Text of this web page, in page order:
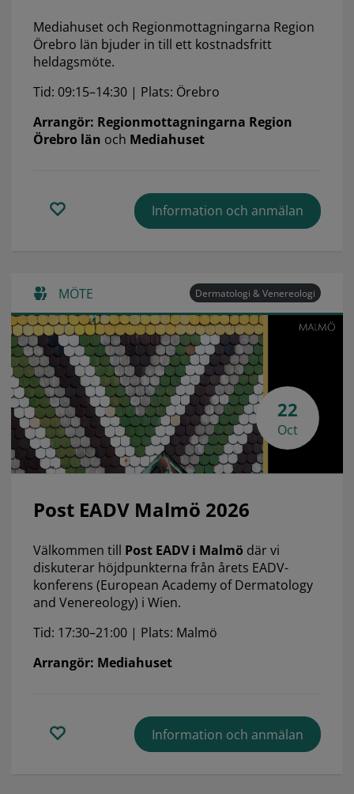
Mediahuset och Regionmottagningarna Region
Örebro län bjuder in till ett kostnadsfritt
heldagsmöte.
Tid: 09:15–14:30 | Plats: Örebro
Arrangör: Regionmottagningarna Region
Örebro län och Mediahuset
Information och anmälan
MÖTE Dermatologi & Venereologi
22
Oct
Post EADV Malmö 2026
Välkommen till Post EADV i Malmö där vi
diskuterar höjdpunkterna från årets EADV-
konferens (European Academy of Dermatology
and Venereology) i Wien.
Tid: 17:30–21:00 | Plats: Malmö
Arrangör: Mediahuset
Information och anmälan